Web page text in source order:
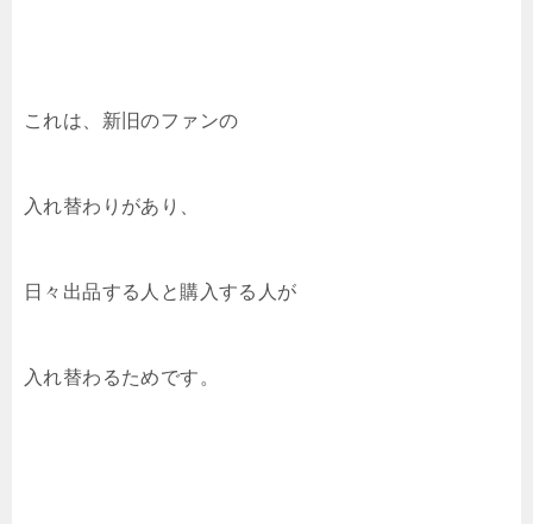
これは、新旧のファンの
入れ替わりがあり、
日々出品する人と購入する人が
入れ替わるためです。